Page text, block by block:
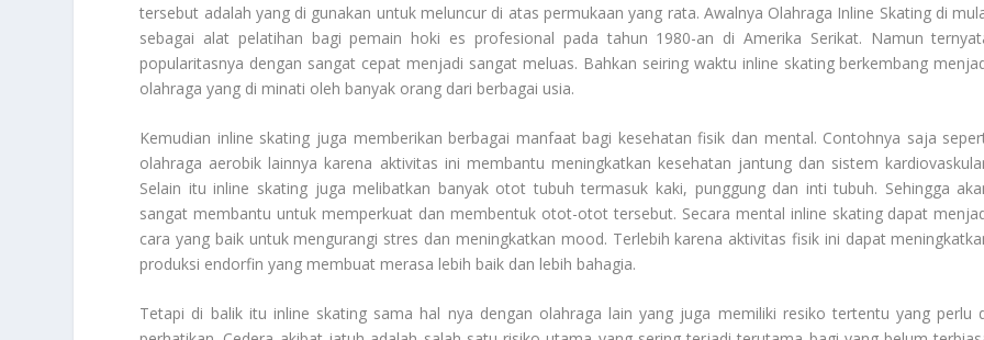
tersebut adalah yang di gunakan untuk meluncur di atas permukaan yang rata. Awalnya Olahraga Inline Skatingdi
sebagai alat pelatihan bagi pemain hoki es profesional pada tahun 1980-an di Amerika Serikat. Namun
popularitasnya dengan sangat cepat menjadi sangat meluas. Bahkan seiring waktu inline skating berkembang
olahraga yang di minati oleh banyak orang dari berbagai usia.
Kemudian inline skating juga memberikan berbagai manfaat bagi kesehatan fisik dan mental. Contohnya saja
olahraga aerobik lainnya karena aktivitas ini membantu meningkatkan kesehatan jantung dan sistem
Selain itu inline skating juga melibatkan banyak otot tubuh termasuk kaki, punggung dan inti tubuh. Sehingga
sangat membantu untuk memperkuat dan membentuk otot-otot tersebut. Secara mental inline skating dapat
cara yang baik untuk mengurangi stres dan meningkatkan mood. Terlebih karena aktivitas fisik ini dapat
produksi endorfin yang membuat merasa lebih baik dan lebih bahagia.
Tetapi di balik itu inline skating sama hal nya dengan olahraga lain yang juga memiliki resiko tertentu yang perlu